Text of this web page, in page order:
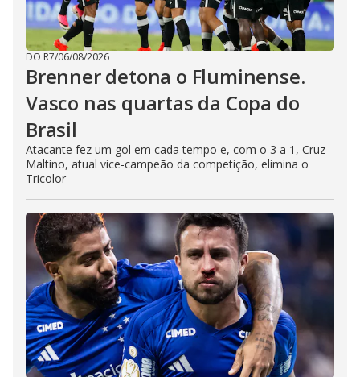
DO R7/06/08/2026
Brenner detona o Fluminense.
Vasco nas quartas da Copa do
Brasil
Atacante fez um gol em cada tempo e, com o 3 a 1, Cruz-
Maltino, atual vice-campeão da competição, elimina o
Tricolor